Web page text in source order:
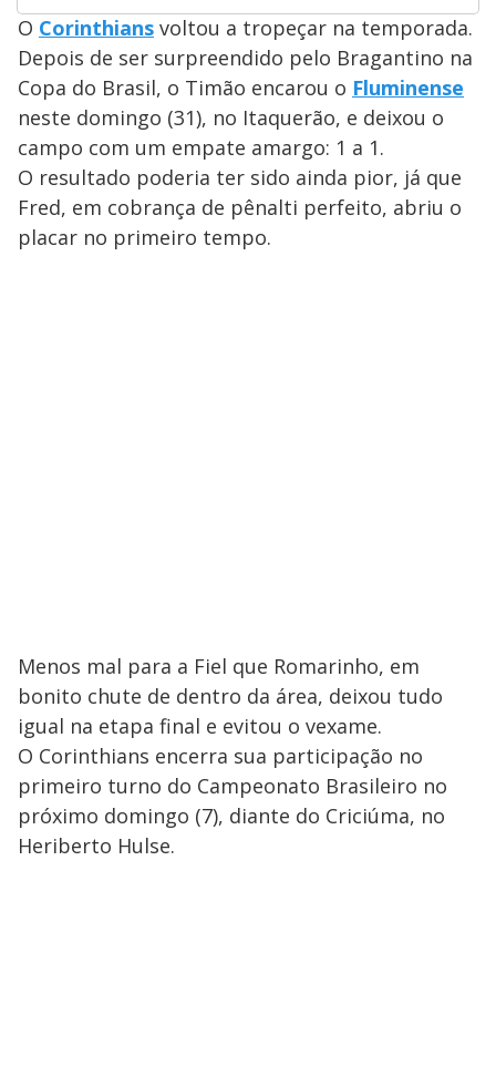
O Corinthians voltou a tropeçar na temporada.
Depois de ser surpreendido pelo Bragantino na
Copa do Brasil, o Timão encarou o Fluminense
neste domingo (31), no Itaquerão, e deixou o
campo com um empate amargo: 1 a 1.
O resultado poderia ter sido ainda pior, já que
Fred, em cobrança de pênalti perfeito, abriu o
placar no primeiro tempo.
Menos mal para a Fiel que Romarinho, em
bonito chute de dentro da área, deixou tudo
igual na etapa final e evitou o vexame.
O Corinthians encerra sua participação no
primeiro turno do Campeonato Brasileiro no
próximo domingo (7), diante do Criciúma, no
Heriberto Hulse.